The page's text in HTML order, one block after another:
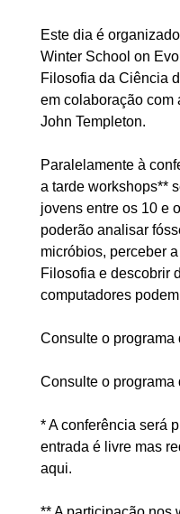
Este dia é
Winter School on
Filosofia da Ciência
em colaboração com
John Templeton.
Paralelamente à
a tarde workshops**
jovens entre os 10 e
poderão analisar
micróbios, perceber
Filosofia e descobrir
computadores
Consulte o programa
Consulte o programa
* A conferência será
entrada é livre mas
aqui.